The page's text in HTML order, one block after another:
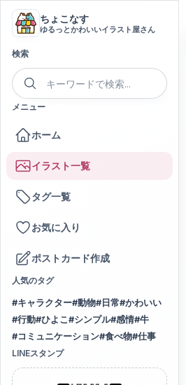
ちょこなす
ゆるっとかわいいイラスト屋さん
検索
メニュー
ホーム
イラスト一覧
タグ一覧
お気に入り
ポストカード作成
人気のタグ
#キャラクター#動物# 日常#かわいい
#行動#ひよこ#シンプル#感情#牛
#コミュニケーション#食べ物#仕事
LINEスタンプ